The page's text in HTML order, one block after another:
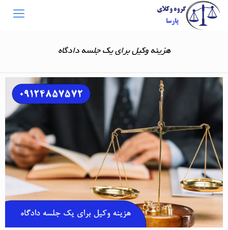
هزینه وکیل برای یک جلسه دادگاه